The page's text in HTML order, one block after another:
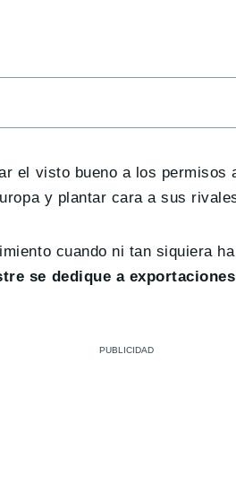
el visto bueno a los permisos
y plantar cara a sus
cuando ni tan siquiera
se dedique a exportaciones